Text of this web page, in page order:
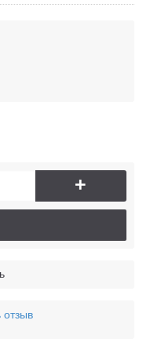
+
отзыв